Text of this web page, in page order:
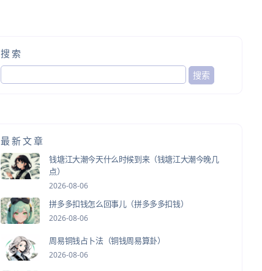
搜索
最新文章
钱塘江大潮今天什么时候到来（钱塘江大潮今晚几
点）
2026-08-06
拼多多扣钱怎么回事儿（拼多多多扣钱）
2026-08-06
周易铜钱占卜法（铜钱周易算卦）
2026-08-06